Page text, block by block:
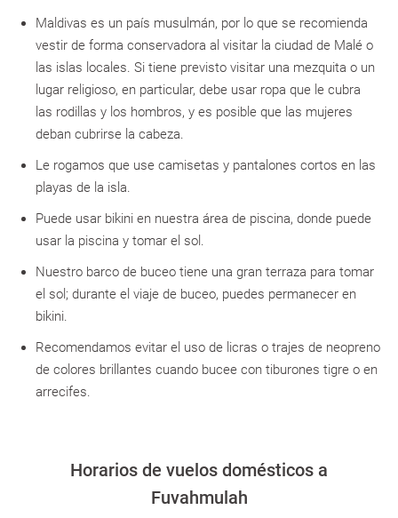
Maldivas es un país musulmán, por lo que se recomienda
vestir de forma conservadora al visitar la ciudad de Malé o
las islas locales. Si tiene previsto visitar una mezquita o un
lugar religioso, en particular, debe usar ropa que le cubra
las rodillas y los hombros, y es posible que las mujeres
deban cubrirse la cabeza.
Le rogamos que use camisetas y pantalones cortos en las
playas de la isla.
Puede usar bikini en nuestra área de piscina, donde puede
usar la piscina y tomar el sol.
Nuestro barco de buceo tiene una gran terraza para tomar
el sol; durante el viaje de buceo, puedes permanecer en
bikini.
Recomendamos evitar el uso de licras o trajes de neopreno
de colores brillantes cuando bucee con tiburones tigre o en
arrecifes.
Horarios de vuelos domésticos a
Fuvahmulah